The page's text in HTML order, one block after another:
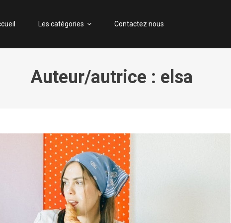
ITRADE.COM
Les catégories Contactez nous
Auteur/autrice : elsa